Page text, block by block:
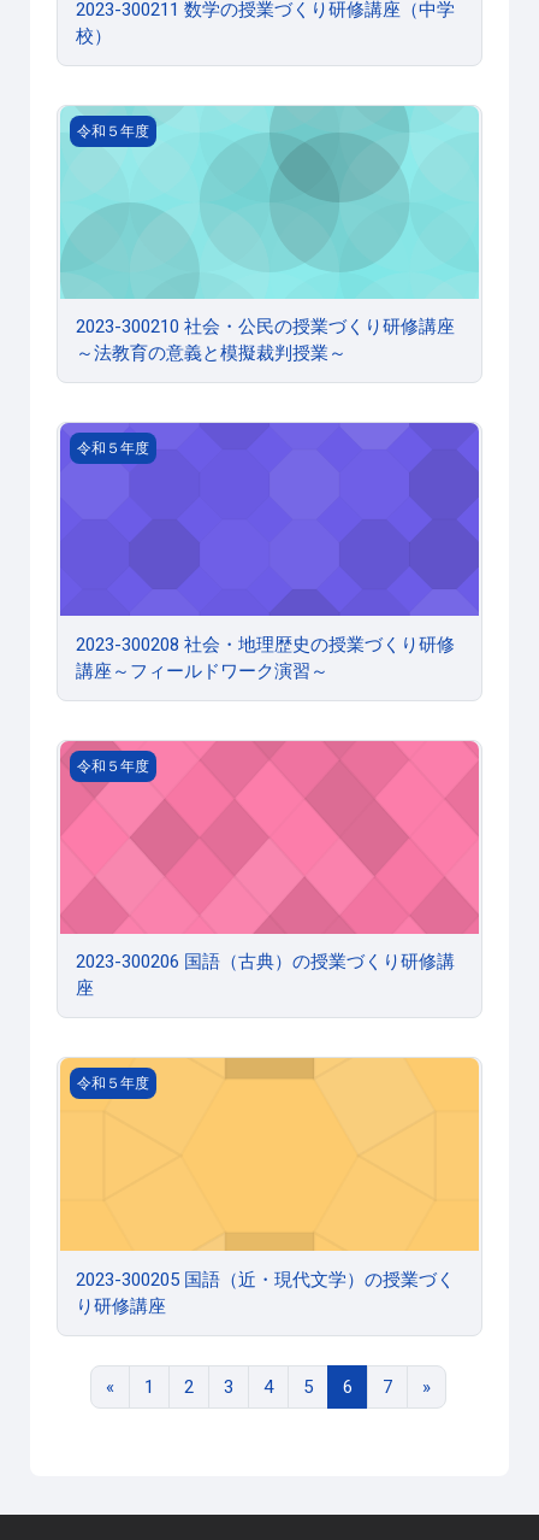
2023-300211 数学の授業づくり研修講座（中学
校）
2023-300210 社会・公民の授業づくり研修講座～法教育
令和５年度
2023-300210 社会・公民の授業づくり研修講座
～法教育の意義と模擬裁判授業～
2023-300208 社会・地理歴史の授業づくり研修講座～フ
令和５年度
2023-300208 社会・地理歴史の授業づくり研修
講座～フィールドワーク演習～
2023-300206 国語（古典）の授業づくり研修講座
令和５年度
2023-300206 国語（古典）の授業づくり研修講
座
2023-300205 国語（近・現代文学）の授業づくり研修講座
令和５年度
2023-300205 国語（近・現代文学）の授業づく
り研修講座
«前のページ
1 ページ 1
2 ページ 2
3 ページ 3
4ページ 4
5ページ 5
6 ページ 6
7ページ 7
»次のページ